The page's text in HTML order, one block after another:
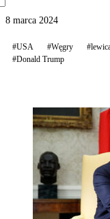
8 marca 2024
#USA #Węgry
#Donald Trump